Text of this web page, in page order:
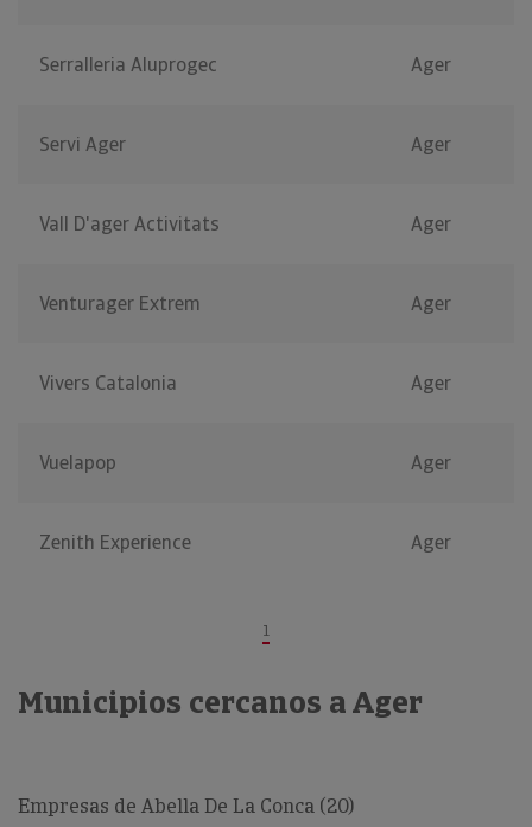
Serralleria Aluprogec Ager
Servi Ager Ager
Vall D'ager Activitats Ager
Venturager Extrem Ager
Vivers Catalonia Ager
Vuelapop Ager
Zenith Experience Ager
1
Municipios cercanos a Ager
Empresas de Abella De La Conca (20)